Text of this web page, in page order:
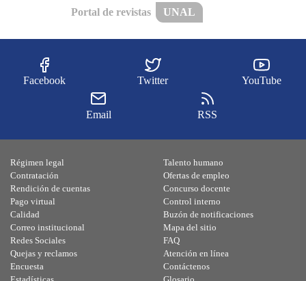
Portal de revistas UNAL
Facebook Twitter YouTube
Email RSS
Régimen legal
Contratación
Rendición de cuentas
Pago virtual
Calidad
Talento humano
Ofertas de empleo
Concurso docente
Control interno
Buzón de notificaciones
Correo institucional
Redes Sociales
Quejas y reclamos
Encuesta
Mapa del sitio
FAQ
Atención en línea
Contáctenos